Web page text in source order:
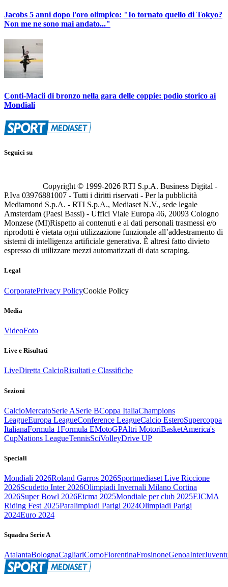
Jacobs 5 anni dopo l'oro olimpico: "Io tornato quello di Tokyo?
Non me ne sono mai andato..."
Conti-Macii di bronzo nella gara delle coppie: podio storico ai
Mondiali
Seguici su
Copyright © 1999-2026 RTI S.p.A. Business Digital -
P.Iva 03976881007 - Tutti i diritti riservati - Per la pubblicità
Mediamond S.p.A. - RTI S.p.A., Mediaset N.V., sede legale
Amsterdam (Paesi Bassi) - Uffici Viale Europa 46, 20093 Cologno
Monzese (MI)Rispetto ai contenuti e ai dati personali trasmessi e/o
riprodotti è vietata ogni utilizzazione funzionale all’addestramento di
sistemi di intelligenza artificiale generativa. È altresì fatto divieto
espresso di utilizzare mezzi automatizzati di data scraping.
Legal
CorporatePrivacy PolicyCookie Policy
Media
VideoFoto
Live e Risultati
LiveDiretta CalcioRisultati e Classifiche
Sezioni
CalcioMercatoSerie ASerie BCoppa ItaliaChampions
LeagueEuropa LeagueConference LeagueCalcio EsteroSupercoppa
ItalianaFormula 1Formula EMotoGPAltri MotoriBasketAmerica's
CupNations LeagueTennisSciVolleyDrive UP
Speciali
Mondiali 2026Roland Garros 2026Sportmediaset Live Riccione
2026Scudetto Inter 2026Olimpiadi Invernali Milano Cortina
2026Super Bowl 2026Eicma 2025Mondiale per club 2025EICMA
Riding Fest 2025Paralimpiadi Parigi 2024Olimpiadi Parigi
2024Euro 2024
Squadra Serie A
AtalantaBolognaCagliariComoFiorentinaFrosinoneGenoaInter